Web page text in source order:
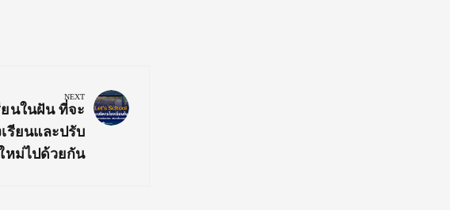
NEXT
ยนในฝัน ที่จะ
รียนและปรับ
หม่ไปด้วยกัน